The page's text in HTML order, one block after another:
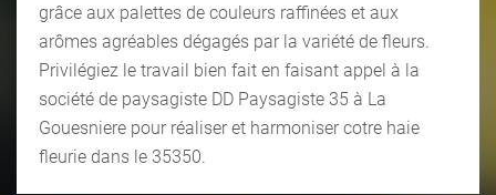
grâce aux palettes de couleurs raffinées et aux
arômes agréables dégagés par la variété de fleurs.
Privilégiez le travail bien fait en faisant appel à la
société de paysagiste DD Paysagiste 35 à La
Gouesniere pour réaliser et harmoniser cotre haie
fleurie dans le 35350.